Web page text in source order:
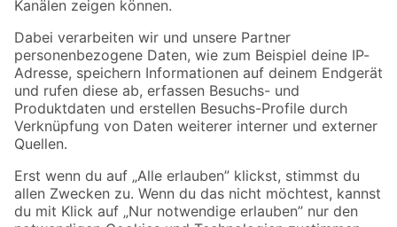
Folge uns
Zahlungsarten Versandarten
Sicher einkaufen
Jetzt die toom-App herunterladen